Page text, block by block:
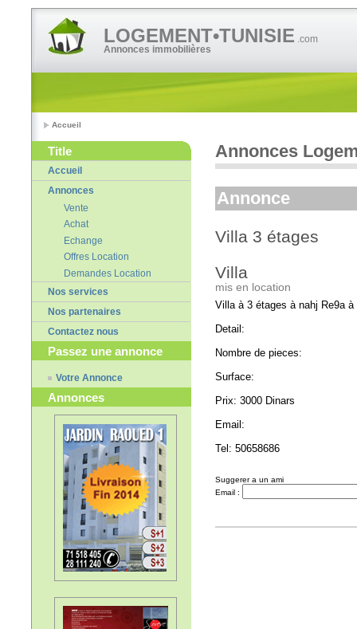
LOGEMENT•TUNISIE .com
Annonces immobilières
Accueil
Title
Accueil
Annonces
Vente
Achat
Echange
Offres Location
Demandes Location
Nos services
Nos partenaires
Contactez nous
Passez une annonce
Votre Annonce
Annonces
Annonces
Annonce
Villa 3 étages
Villa
mis en location
Villa à 3 étages à nahj Re9a
Detail:
Nombre de pieces:
Surface:
Prix: 3000 Dinars
Email:
Tel: 50658686
Suggerer a un ami
Email :